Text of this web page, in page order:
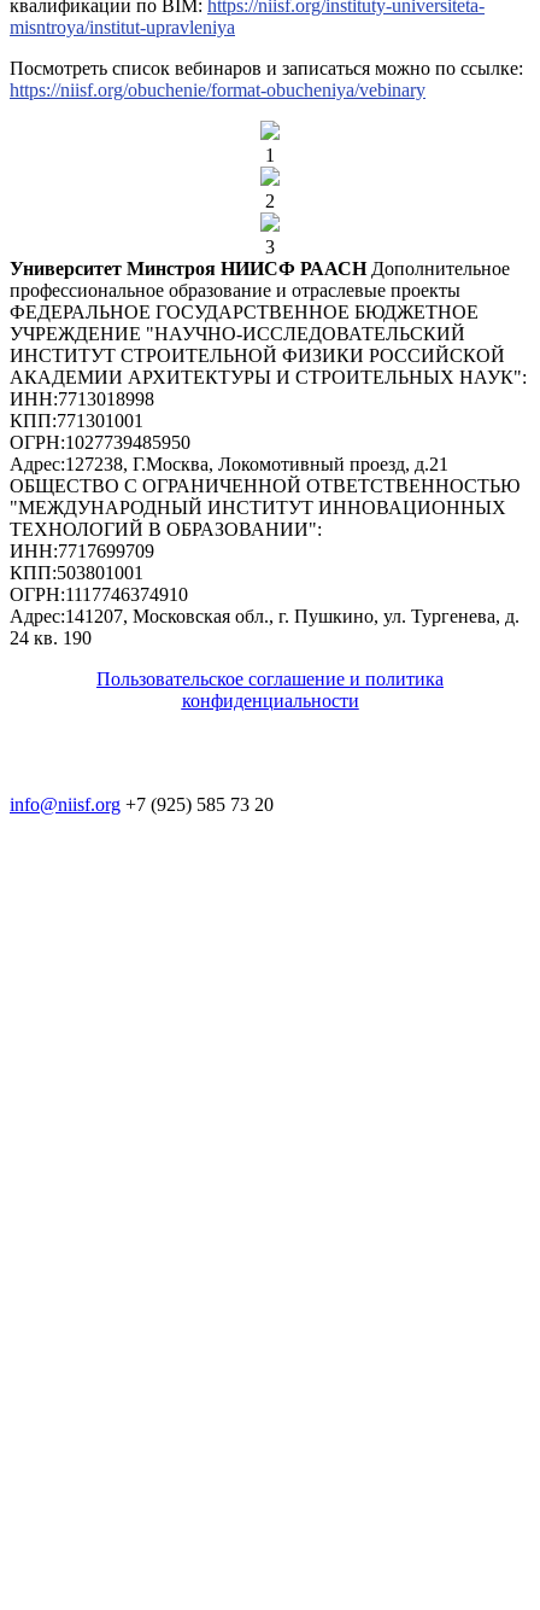
квалификации по BIM: https://niisf.org/instituty-universiteta-
misntroya/institut-upravleniya
Посмотреть список вебинаров и записаться можно по ссылке:
https://niisf.org/obuchenie/format-obucheniya/vebinary
1
2
3
Университет Минстроя НИИСФ РААСН Дополнительное
профессиональное образование и отраслевые проекты
ФЕДЕРАЛЬНОЕ ГОСУДАРСТВЕННОЕ БЮДЖЕТНОЕ
УЧРЕЖДЕНИЕ "НАУЧНО-ИССЛЕДОВАТЕЛЬСКИЙ
ИНСТИТУТ СТРОИТЕЛЬНОЙ ФИЗИКИ РОССИЙСКОЙ
АКАДЕМИИ АРХИТЕКТУРЫ И СТРОИТЕЛЬНЫХ НАУК":
ИНН:7713018998
КПП:771301001
ОГРН:1027739485950
Адрес:127238, Г.Москва, Локомотивный проезд, д.21
ОБЩЕСТВО С ОГРАНИЧЕННОЙ ОТВЕТСТВЕННОСТЬЮ
"МЕЖДУНАРОДНЫЙ ИНСТИТУТ ИННОВАЦИОННЫХ
ТЕХНОЛОГИЙ В ОБРАЗОВАНИИ":
ИНН:7717699709
КПП:503801001
ОГРН:1117746374910
Адрес:141207, Московская обл., г. Пушкино, ул. Тургенева, д.
24 кв. 190
Пользовательское соглашение и политика
конфиденциальности
info@niisf.org +7 (925) 585 73 20